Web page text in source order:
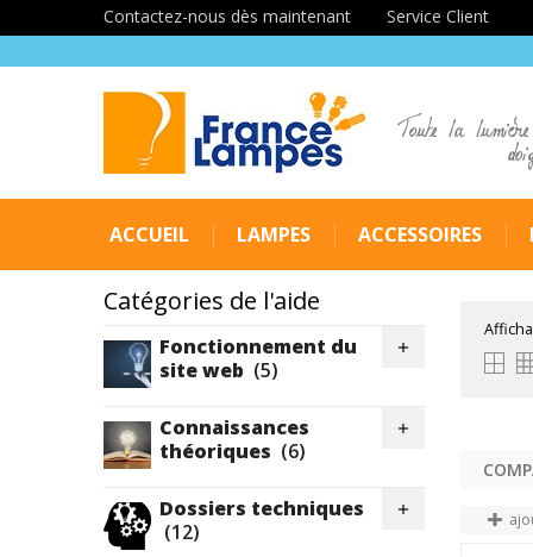
Contactez-nous dès maintenant Service Client
Toute la
ACCUEIL LAMPES ACCESSOIRES
Catégories de l'aide
Fonctionnement du
site web (5)

Connaissances
théoriques (6)

Dossiers techniques
(12)
